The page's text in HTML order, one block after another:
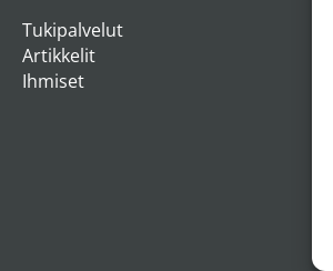
Tukipalvelut
Artikkelit
Ihmiset